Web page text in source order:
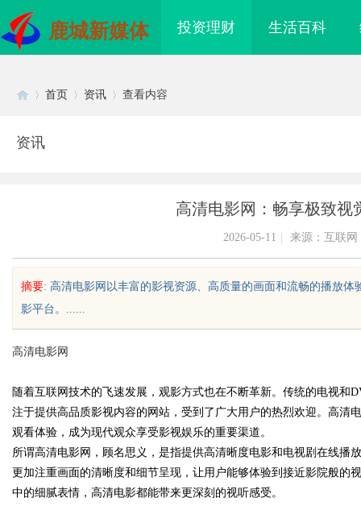
鹿城新媒体 投资理财 生活百科
uz
首页 资讯 查看内容
资讯
高清电影网：畅享极致视
2026-05-11 来源：互联网
摘要: 高清电影网以丰富的影视资源、高质量的画面和流畅的播放
影平台。......
高清电影网
随着互联网技术的飞速发展，观影方式也在不断革新。传统的电视和
注于提供高品质影视内容的网站，受到了广大用户的热烈欢迎。高清
观看体验，成为现代观众享受影视娱乐的重要渠道。
所谓高清电影网，顾名思义，是指提供高清晰度电影和电视剧在线播
更加注重画面的清晰度和细节呈现，让用户能够体验到接近影院般的
中的细腻表情，高清电影都能带来更深刻的视听感受。
升企业竞争力的战